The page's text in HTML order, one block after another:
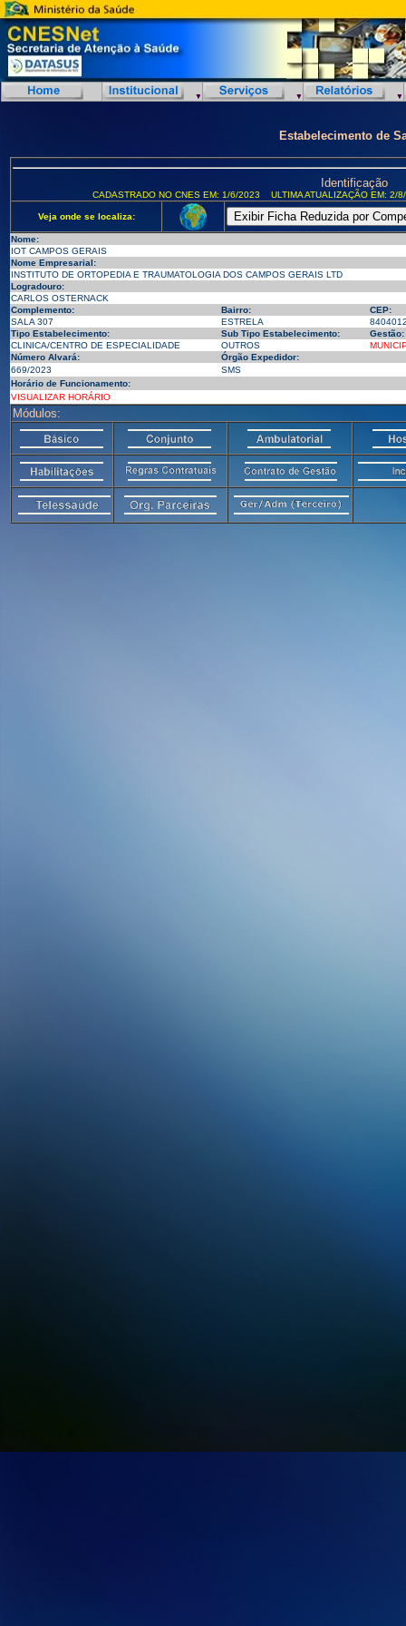
Estabelecimento de
Identificação
CADASTRADO NO CNES EM: 1/6/2023 ULTIMA ATUALIZAÇÃO EM:
Veja onde se localiza:
Nome:
IOT CAMPOS GERAIS
Nome Empresarial:
INSTITUTO DE ORTOPEDIA E TRAUMATOLOGIA DOS CAMPOS GERAIS LTD
Logradouro:
CARLOS OSTERNACK
Complemento:
Bairro:
CEP:
SALA 307
ESTRELA
Tipo Estabelecimento:
Sub Tipo Estabelecimento:
Gestão:
CLINICA/CENTRO DE ESPECIALIDADE
OUTROS
Número Alvará:
Órgão Expedidor:
669/2023
SMS
Horário de Funcionamento:
VISUALIZAR HORÁRIO
Módulos: